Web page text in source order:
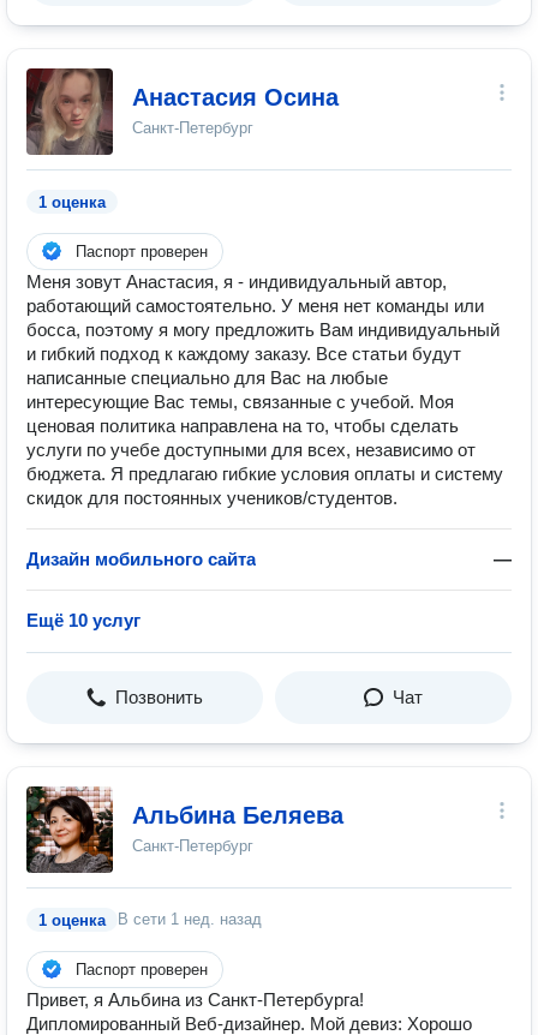
Анастасия Осина
Санкт-Петербург
1 оценка
Паспорт проверен
Меня зовут Анастасия, я - индивидуальный автор,
работающий самостоятельно. У меня нет команды или
босса, поэтому я могу предложить Вам индивидуальный
и гибкий подход к каждому заказу. Все статьи будут
написанные специально для Вас на любые
интересующие Вас темы, связанные с учебой. Моя
ценовая политика направлена на то, чтобы сделать
услуги по учебе доступными для всех, независимо от
бюджета. Я предлагаю гибкие условия оплаты и систему
скидок для постоянных учеников/студентов.
Дизайн мобильного сайта —
Ещё 10 услуг
Позвонить Чат
Альбина Беляева
Санкт-Петербург
1 оценка В сети 1 нед. назад
Паспорт проверен
Привет, я Альбина из Санкт-Петербурга!
Дипломированный Веб-дизайнер. Мой девиз: Хорошо